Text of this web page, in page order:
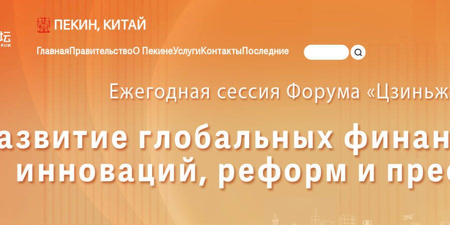
ПЕКИН, КИТАЙ
ГлавнаяПравительствоО ПекинеУслугиКонтактыПоследние